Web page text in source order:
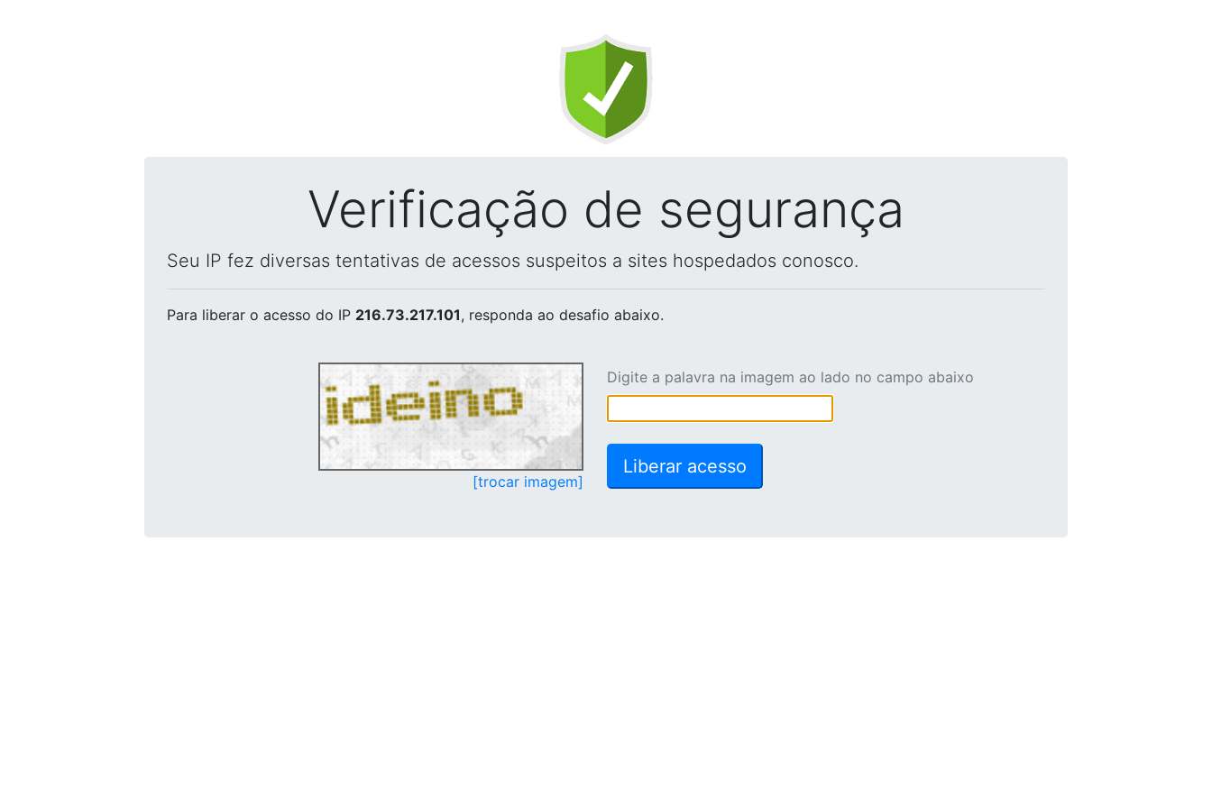
Verificação de segurança
Seu IP fez diversas tentativas de acessos suspeitos a sites hospedados conosco.
Para liberar o acesso do IP 216.73.217.101, responda ao desafio abaixo.
[trocar imagem]
Digite a palavra na imagem ao lado no campo abaixo